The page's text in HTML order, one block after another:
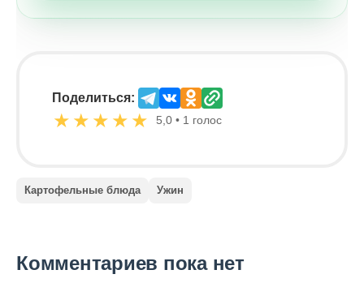
Поделиться:
★ ★ ★ ★ ★ 5,0 • 1 голос
Картофельные блюда Ужин
Комментариев пока нет